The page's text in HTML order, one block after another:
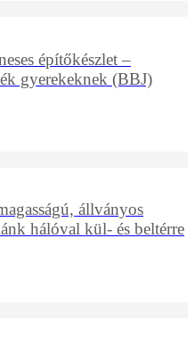
építőkészlet –
gyerekeknek (BBJ)
állványos
hálóval kül- és beltérre